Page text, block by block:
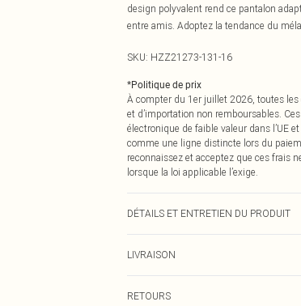
design polyvalent rend ce pantalon
entre amis. Adoptez la tendance du
SKU: HZZ21273-131-16
*Politique de prix
À compter du 1er juillet 2026, toutes les
et d’importation non remboursables.
électronique de faible valeur dans l’UE
comme une ligne distincte lors du
reconnaissez et acceptez que ces frais
lorsque la loi applicable l’exige.
DÉTAILS ET ENTRETIEN DU PRODUIT
LIVRAISON
RETOURS